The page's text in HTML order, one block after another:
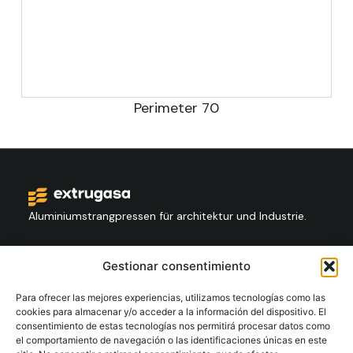
Gestionar consentimiento
Para ofrecer las mejores experiencias, utilizamos tecnologías como las
cookies para almacenar y/o acceder a la información del dispositivo. El
consentimiento de estas tecnologías nos permitirá procesar datos como
el comportamiento de navegación o las identificaciones únicas en este
Perimeter 70
Aluminiumstrangpressen für architektur und Industrie.
Folgen Sie Us: